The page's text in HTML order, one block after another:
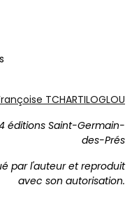
TCHARTILOGLOU
éditions Saint-Germain-
des-Prés
par l'auteur et reproduit
avec son autorisation.